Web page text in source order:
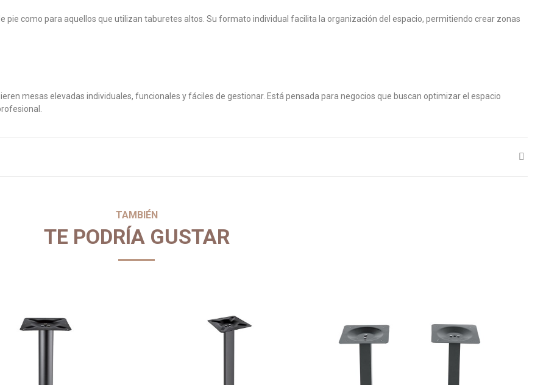
pie como para aquellos que utilizan taburetes altos. Su formato individual facilita la organización del espacio, permitiendo crear zonas
mesas elevadas individuales, funcionales y fáciles de gestionar. Está pensada para negocios que buscan optimizar el espacio
TAMBIÉN
TE PODRÍA GUSTAR